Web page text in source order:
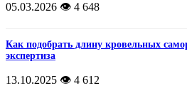
05.03.2026 👁️ 4 648
Как подобрать длину кровельных
экспертиза
13.10.2025 👁️ 4 612